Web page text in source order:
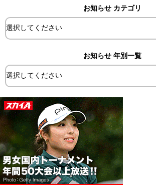
お知らせ カテゴリ
お知らせ 年別一覧